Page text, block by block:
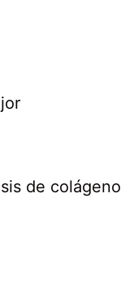
de colágeno